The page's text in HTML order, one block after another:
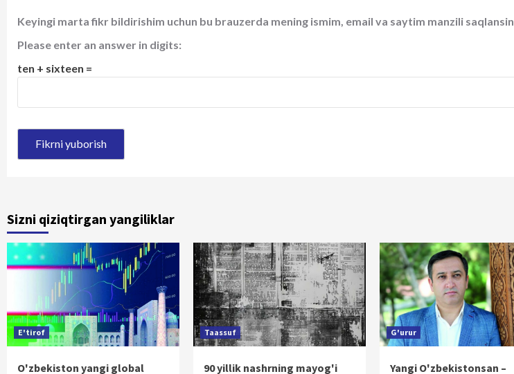
Keyingi marta fikr bildirishim uchun bu brauzerda mening ismim, email va saytim manzili saqlansin.
Please enter an answer in digits:
ten + sixteen =
Sizni qiziqtirgan yangiliklar
E'tirof
O'zbekiston yangi global
Taassuf
90 yillik nashrning mayog'i
G'urur
Yangi O'zbekistonsan –